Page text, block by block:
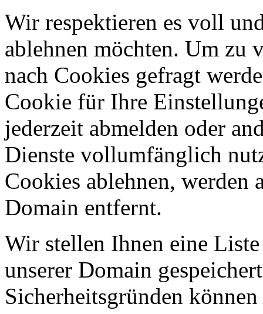
Wir respektieren es voll
ablehnen möchten. Um zu
nach Cookies gefragt
Cookie für Ihre
jederzeit abmelden oder
Dienste vollumfänglich
Cookies ablehnen, werden
Domain entfernt.
Wir stellen Ihnen eine
unserer Domain
Sicherheitsgründen